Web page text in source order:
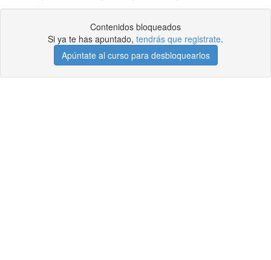
Contenidos bloqueados
Si ya te has apuntado, tendrás que registrate.
Apúntate al curso para desbloquearlos